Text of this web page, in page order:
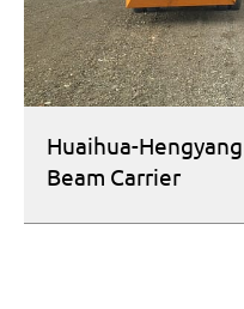
Huaihua-
Beam Carrier